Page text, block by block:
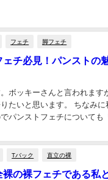
フェチ 脚フェチ
ェチ必見！パンストの
ボッキーさんと言われま
たいと思います。 ちなみ
パンストフェチについても
友人と久しぶりに再会する
Tバック 直立の裸
の裸フェチである私